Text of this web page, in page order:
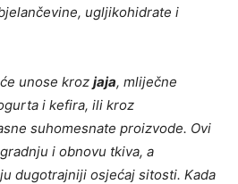
ugljikohidrate i
unose kroz jaja, mliječne
i kefira, ili kroz
suhomesnate proizvode. Ovi
i obnovu tkiva, a
dugotrajniji osjećaj sitosti. Kada